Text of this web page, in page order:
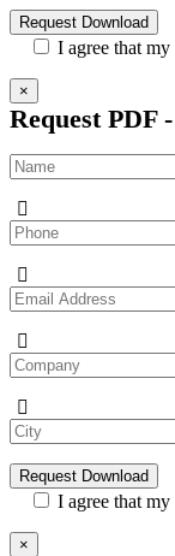
I agree that my
×
Request
I agree that my
×